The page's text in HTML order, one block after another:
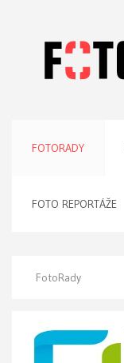
FOTORADY
FOTO REPORTÁŽE
FotoRady